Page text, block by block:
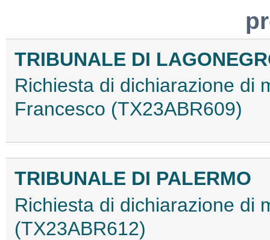
TRIBUNALE DI
Richiesta di dichiarazione di
Francesco (TX23ABR609)
TRIBUNALE DI PALERMO
Richiesta di dichiarazione di
(TX23ABR612)